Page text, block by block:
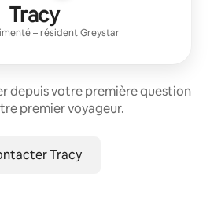
Tracy
– résidentGreystar
depuis votre première question
premier voyageur.
Tracy